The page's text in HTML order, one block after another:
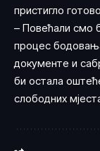
пристигло
– Повећали смо
процес
документе и
би остала
слободних